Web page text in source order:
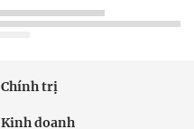
Chính trị
Kinh doanh